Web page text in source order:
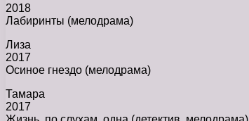
2018
Лабиринты (мелодрама)
Лиза
2017
Осиное гнездо (мелодрама)
Тамара
2017